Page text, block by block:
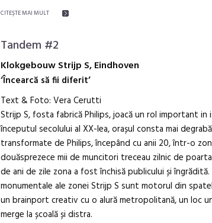
CITEŞTE MAI MULT
Tandem #2
Klokgebouw Strijp S, Eindhoven
‘Încearcă să fii diferit’
Text & Foto: Vera Cerutti
Strijp S, fosta fabrică Philips, joacă un rol important in
începutul secolului al XX-lea, orașul consta mai
transformate de Philips, începând cu anii 20, într-o
douăsprezece mii de muncitori treceau zilnic de
de ani de zile zona a fost închisă publicului și
monumentale ale zonei Strijp S sunt motorul din
un brainport creativ cu o alură metropolitană, un loc
merge la școală și distra.